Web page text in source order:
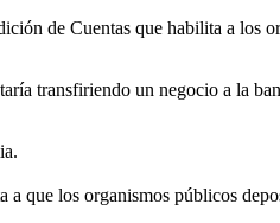
de Cuentas que habilita a los
transfiriendo un negocio a la
que los organismos públicos